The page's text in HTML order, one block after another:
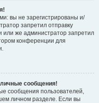
вы не зарегистрированы и/
запретил отправку
же администратор запретил
конференции для
сообщения!
сообщения пользователей,
личном разделе. Если вы